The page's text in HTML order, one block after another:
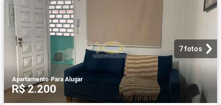
7 fotos
Apartamento·Para Alugar
R$ 2.200